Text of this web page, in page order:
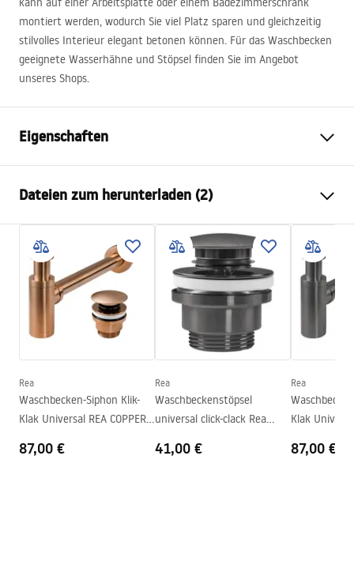
montiert werden, wodurch Sie viel Platz sparen und gleichzeitig
stilvolles Interieur elegant betonen können. Für das Waschbecken
geeignete Wasserhähne und Stöpsel finden Sie im Angebot
unseres Shops.
Eigenschaften
Material
Gehärtetes Glas
Farbe
Transparent
Fertigstellung
Glänzend
Länge
360mm
Breite
360mm
Höhe
120mm
95mm
Form
Armaturloch
Nicht
Dateien zum herunterladen (2)
Anweisungen zum Einbau
Basin.pdf
Garantiebedingungen
Warranty_Terms_and_Conditions_Basins_-_5.pdf
Rea
Waschbecken-Siphon Klik-
Klak Universal REA COPPER
87,00 €
Rea
Waschbeckenstöpsel
universal click-clack Rea
41,00 €
Rea
Klak
87,00 €